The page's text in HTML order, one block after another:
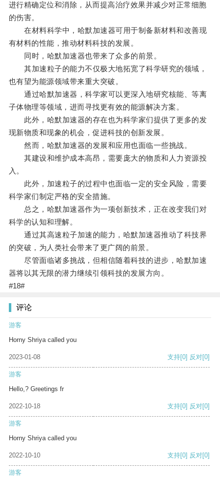
进行精确定位和消除，从而提高治疗效果并减少对正常细胞
的伤害。
在材料科学中，哈默加速器可用于制备新材料和改善现
有材料的性能，推动材料科技的发展。
同时，哈默加速器也带来了众多的前景。
其加速粒子的能力不仅极大地拓宽了科学研究的领域，
也有望为能源领域带来重大突破。
通过哈默加速器，科学家可以更深入地研究核能、等离
子体物理等领域，进而寻找更有效的能源解决方案。
此外，哈默加速器的存在也为科学家们提供了更多的发
现新物质和现象的机会，促进科技的创新发展。
然而，哈默加速器的发展和应用也面临一些挑战。
其建设和维护成本高昂，需要庞大的物质和人力资源投
入。
此外，加速粒子的过程中也面临一定的安全风险，需要
科学家们制定严格的安全措施。
总之，哈默加速器作为一项创新技术，正在改变我们对
科学的认知和理解。
通过其高速粒子加速的能力，哈默加速器推动了科技界
的突破，为人类社会带来了更广阔的前景。
尽管面临诸多挑战，但相信随着科技的进步，哈默加速
器将以其无限的潜力继续引领科技的发展方向。
#18#
评论
游客
Horny Shriya called you
2023-01-08 支持[0] 反对[0]
游客
Hello,? Greetings fr
2022-10-18 支持[0] 反对[0]
游客
Horny Shriya called you
2022-10-10 支持[0] 反对[0]
游客